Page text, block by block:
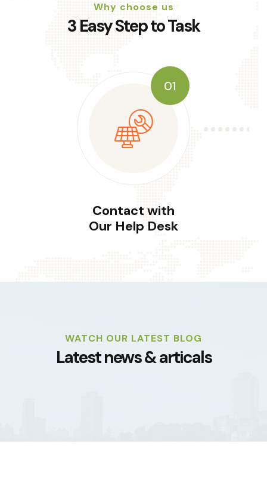
Why choose us
3 Easy Step to Task
01
Contact with
Our Help Desk
WATCH OUR LATEST BLOG
Latest news & articals